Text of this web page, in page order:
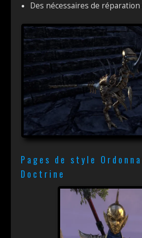
Des nécessaires de réparation
Pages de style
Doctrine